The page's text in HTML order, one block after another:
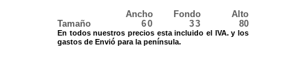
Ancho
Fondo
Alto
Tamaño
60 33 80
En todos nuestros precios esta incluido el IVA. y los
gastos de Envió para la península.